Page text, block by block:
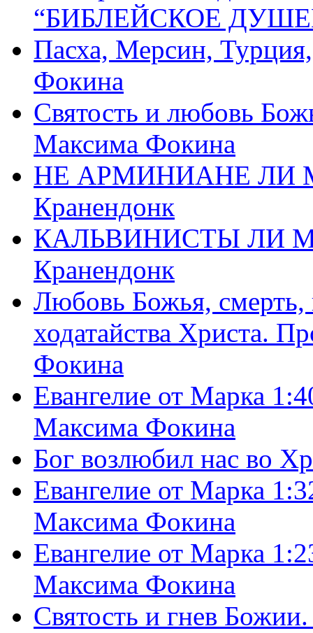
“БИБЛЕЙСКОЕ
Пасха, Мерсин,
Фокина
Святость и любовь
Максима Фокина
НЕ АРМИНИАНЕ ЛИ
Кранендонк
КАЛЬВИНИСТЫ ЛИ
Кранендонк
Любовь Божья, смерть,
ходатайства Христа.
Фокина
Евангелие от Марка
Максима Фокина
Бог возлюбил нас во
Евангелие от Марка
Максима Фокина
Евангелие от Марка
Максима Фокина
Святость и гнев